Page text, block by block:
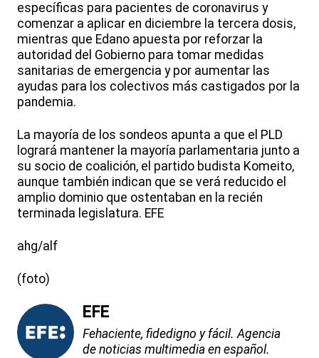
específicas para pacientes de coronavirus y
comenzar a aplicar en diciembre la tercera dosis,
mientras que Edano apuesta por reforzar la
autoridad del Gobierno para tomar medidas
sanitarias de emergencia y por aumentar las
ayudas para los colectivos más castigados por la
pandemia.
La mayoría de los sondeos apunta a que el PLD
logrará mantener la mayoría parlamentaria junto a
su socio de coalición, el partido budista Komeito,
aunque también indican que se verá reducido el
amplio dominio que ostentaban en la recién
terminada legislatura. EFE
ahg/alf
(foto)
EFE
Fehaciente, fidedigno y fácil. Agencia
de noticias multimedia en español.